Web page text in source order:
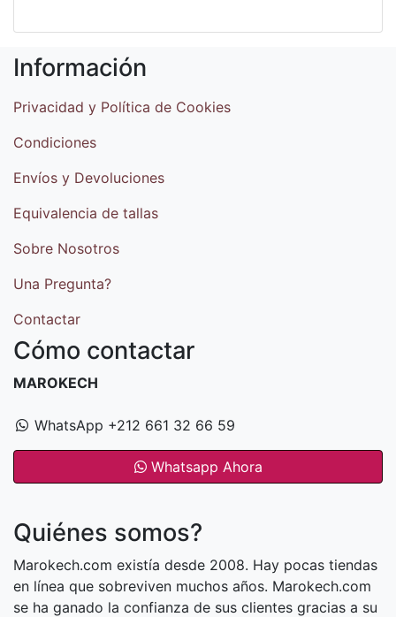
Información
Privacidad y Política de Cookies
Condiciones
Envíos y Devoluciones
Equivalencia de tallas
Sobre Nosotros
Una Pregunta?
Contactar
Cómo contactar
MAROKECH
WhatsApp +212 661 32 66 59
Whatsapp Ahora
Quiénes somos?
Marokech.com existía desde 2008. Hay pocas tiendas
en línea que sobreviven muchos años. Marokech.com
se ha ganado la confianza de sus clientes gracias a su